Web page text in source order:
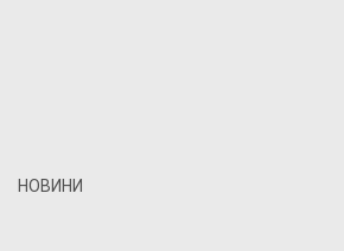
НОВИНИ